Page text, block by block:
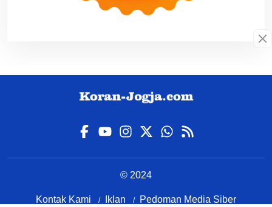
© 2024
Kontak Kami Iklan Pedoman Media Siber